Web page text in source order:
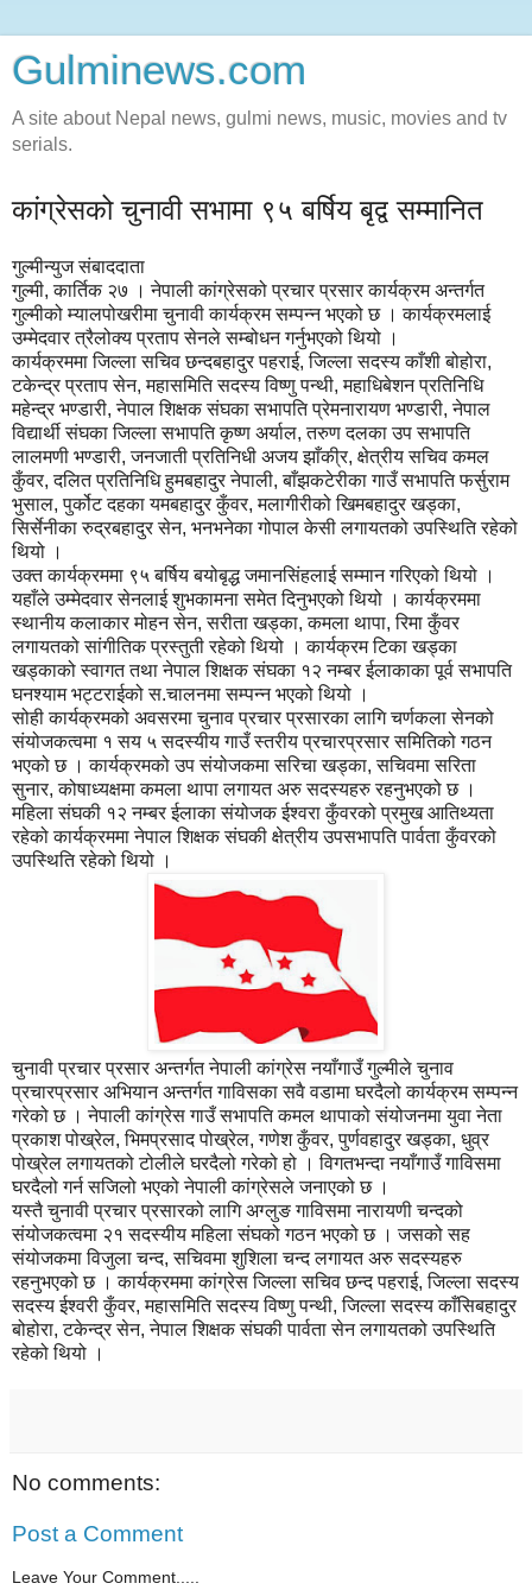
Gulminews.com
A site about Nepal news, gulmi news, music, movies and tv
serials.
कांग्रेसको चुनावी सभामा ९५ बर्षिय बृद्व सम्मानित
गुल्मीन्युज संबाददाता
गुल्मी, कार्तिक २७ । नेपाली कांग्रेसको प्रचार प्रसार कार्यक्रम अन्तर्गत
गुल्मीको म्यालपोखरीमा चुनावी कार्यक्रम सम्पन्न भएको छ । कार्यक्रमलाई
उम्मेदवार त्रैलोक्य प्रताप सेनले सम्बोधन गर्नुभएको थियो ।
कार्यक्रममा जिल्ला सचिव छन्दबहादुर पहराई, जिल्ला सदस्य काँशी बोहोरा,
टकेन्द्र प्रताप सेन, महासमिति सदस्य विष्णु पन्थी, महाधिबेशन प्रतिनिधि
महेन्द्र भण्डारी, नेपाल शिक्षक संघका सभापति प्रेमनारायण भण्डारी, नेपाल
विद्यार्थी संघका जिल्ला सभापति कृष्ण अर्याल, तरुण दलका उप सभापति
लालमणी भण्डारी, जनजाती प्रतिनिधी अजय झाँकी्र, क्षेत्रीय सचिव कमल
कुँवर, दलित प्रतिनिधि हुमबहादुर नेपाली, बाँझकटेरीका गाउँ सभापति फर्सुराम
भुसाल, पुर्कोट दहका यमबहादुर कुँवर, मलागीरीको खिमबहादुर खड्का,
सिर्सेनीका रुद्रबहादुर सेन, भनभनेका गोपाल केसी लगायतको उपस्थिति रहेको
थियो ।
उक्त कार्यक्रममा ९५ बर्षिय बयोबृद्ध जमानसिंहलाई सम्मान गरिएको थियो ।
यहाँले उम्मेदवार सेनलाई शुभकामना समेत दिनुभएको थियो । कार्यक्रममा
स्थानीय कलाकार मोहन सेन, सरीता खड्का, कमला थापा, रिमा कुँवर
लगायतको सांगीतिक प्रस्तुती रहेको थियो । कार्यक्रम टिका खड्का
खड्काको स्वागत तथा नेपाल शिक्षक संघका १२ नम्बर ईलाकाका पूर्व सभापति
घनश्याम भट्टराईको स.चालनमा सम्पन्न भएको थियो ।
सोही कार्यक्रमको अवसरमा चुनाव प्रचार प्रसारका लागि चर्णकला सेनको
संयोजकत्वमा १ सय ५ सदस्यीय गाउँ स्तरीय प्रचारप्रसार समितिको गठन
भएको छ । कार्यक्रमको उप संयोजकमा सरिचा खड्का, सचिवमा सरिता
सुनार, कोषाध्यक्षमा कमला थापा लगायत अरु सदस्यहरु रहनुभएको छ ।
महिला संघकी १२ नम्बर ईलाका संयोजक ईश्वरा कुँवरको प्रमुख आतिथ्यता
रहेको कार्यक्रममा नेपाल शिक्षक संघकी क्षेत्रीय उपसभापति पार्वता कुँवरको
उपस्थिति रहेको थियो ।
चुनावी प्रचार प्रसार अन्तर्गत नेपाली कांग्रेस नयाँगाउँ गुल्मीले चुनाव
प्रचारप्रसार अभियान अन्तर्गत गाविसका सवै वडामा घरदैलो कार्यक्रम सम्पन्न
गरेको छ । नेपाली कांग्रेस गाउँ सभापति कमल थापाको संयोजनमा युवा नेता
प्रकाश पोख्रेल, भिमप्रसाद पोख्रेल, गणेश कुँवर, पुर्णवहादुर खड्का, धुव्र
पोख्रेल लगायतको टोलीले घरदैलो गरेको हो । विगतभन्दा नयाँगाउँ गाविसमा
घरदैलो गर्न सजिलो भएको नेपाली कांग्रेसले जनाएको छ ।
यस्तै चुनावी प्रचार प्रसारको लागि अग्लुङ गाविसमा नारायणी चन्दको
संयोजकत्वमा २१ सदस्यीय महिला संघको गठन भएको छ । जसको सह
संयोजकमा विजुला चन्द, सचिवमा शुशिला चन्द लगायत अरु सदस्यहरु
रहनुभएको छ । कार्यक्रममा कांग्रेस जिल्ला सचिव छन्द पहराई, जिल्ला सदस्य
सदस्य ईश्वरी कुँवर, महासमिति सदस्य विष्णु पन्थी, जिल्ला सदस्य काँसिबहादुर
बोहोरा, टकेन्द्र सेन, नेपाल शिक्षक संघकी पार्वता सेन लगायतको उपस्थिति
रहेको थियो ।
No comments:
Post a Comment
Leave Your Comment.....